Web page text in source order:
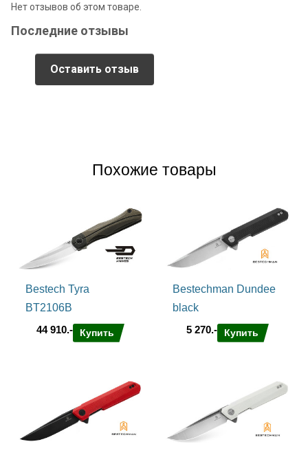
Нет отзывов об этом товаре.
Последние отзывы
Оставить отзыв
Похожие товары
Bestech Tyra
BT2106B
44 910.-
Купить
Bestechman Dundee
black
5 270.-
Купить